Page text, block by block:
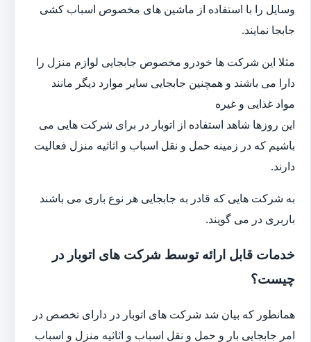
وسایل را با استفاده از ماشین های مخصوص اسباب کشی
جابجا نمایند.
مثلا این شرکت ها خودرو مخصوص جابجایی لوازم منزل را
دارا می باشند و همچنین جابجایی سایر موارد دیگر مانند
مواد غذایی و غیره
این روزها شاهد استفاده از اتوبار در برای شرکت هایی می
باشیم که در زمینه حمل و نقل اسباب و اثاثیه منزل فعالیت
دارند.
به شرکت هایی که قادر به جابجایی هر نوع باری می باشند
باربری در می گویند.
خدمات قابل ارائه توسط شرکت های اتوبار در
چیست؟
همانطور که بیان شد شرکت های اتوبار در دارای تخصص در
امر جابجایی بار و حمل و نقل اسباب و اثاثیه منزل و اسباب